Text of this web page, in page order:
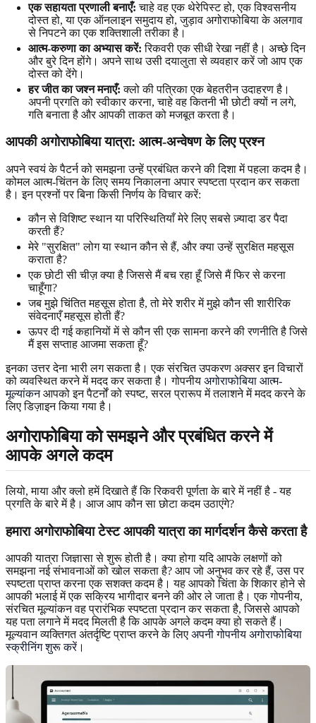
एक सहायता प्रणाली बनाएँ: चाहे वह एक थेरेपिस्ट हो, एक विश्वसनीय
दोस्त हो, या एक ऑनलाइन समुदाय हो, जुड़ाव अगोराफोबिया के अलगाव
से निपटने का एक शक्तिशाली तरीका है।
आत्म-करुणा का अभ्यास करें: रिकवरी एक सीधी रेखा नहीं है। अच्छे दिन
और बुरे दिन होंगे। अपने साथ उसी दयालुता से व्यवहार करें जो आप एक
दोस्त को देंगे।
हर जीत का जश्न मनाएँ: क्लो की पत्रिका एक बेहतरीन उदाहरण है।
अपनी प्रगति को स्वीकार करना, चाहे वह कितनी भी छोटी क्यों न लगे,
गति बनाता है और आपकी ताकत को मजबूत करता है।
आपकी अगोराफोबिया यात्रा: आत्म-अन्वेषण के लिए प्रश्न
अपने स्वयं के पैटर्न को समझना उन्हें प्रबंधित करने की दिशा में पहला कदम है।
कोमल आत्म-चिंतन के लिए समय निकालना अपार स्पष्टता प्रदान कर सकता
है। इन प्रश्नों पर बिना किसी निर्णय के विचार करें:
कौन से विशिष्ट स्थान या परिस्थितियाँ मेरे लिए सबसे ज़्यादा डर पैदा
करती हैं?
मेरे "सुरक्षित" लोग या स्थान कौन से हैं, और क्या उन्हें सुरक्षित महसूस
कराता है?
एक छोटी सी चीज़ क्या है जिससे मैं बच रहा हूँ जिसे मैं फिर से करना
चाहूँगा?
जब मुझे चिंतित महसूस होता है, तो मेरे शरीर में मुझे कौन सी शारीरिक
संवेदनाएँ महसूस होती हैं?
ऊपर दी गई कहानियों में से कौन सी एक सामना करने की रणनीति है जिसे
मैं इस सप्ताह आजमा सकता हूँ?
इनका उत्तर देना भारी लग सकता है। एक संरचित उपकरण अक्सर इन विचारों
को व्यवस्थित करने में मदद कर सकता है। गोपनीय अगोराफोबिया आत्म-
मूल्यांकनआपको इन पैटर्नों को स्पष्ट, सरल प्रारूप में तलाशने में मदद करने के
लिए डिज़ाइन किया गया है।
अगोराफोबिया को समझने और प्रबंधित करने में
आपके अगले कदम
लियो, माया और क्लो हमें दिखाते हैं कि रिकवरी पूर्णता के बारे में नहीं है - यह
प्रगति के बारे में है। आज आप कौन सा छोटा कदम उठाएंगे?
हमारा अगोराफोबिया टेस्ट आपकी यात्रा का मार्गदर्शन कैसे करता है
आपकी यात्रा जिज्ञासा से शुरू होती है। क्या होगा यदि आपके लक्षणों को
समझना नई संभावनाओं को खोल सकता है? आप जो अनुभव कर रहे हैं, उस पर
स्पष्टता प्राप्त करना एक सशक्त कदम है। यह आपको चिंता के शिकार होने से
आपकी भलाई में एक सक्रिय भागीदार बनने की ओर ले जाता है। एक गोपनीय,
संरचित मूल्यांकन वह प्रारंभिक स्पष्टता प्रदान कर सकता है, जिससे आपको
यह पता लगाने में मदद मिलती है कि आपके अगले कदम क्या हो सकते हैं।
मूल्यवान व्यक्तिगत अंतर्दृष्टि प्राप्त करने के लिए अपनी गोपनीय अगोराफोबिया
स्क्रीनिंग शुरू करें।